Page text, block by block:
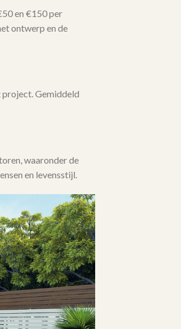
en €150 per
ontwerp en de
project. Gemiddeld
waaronder de
en levensstijl.